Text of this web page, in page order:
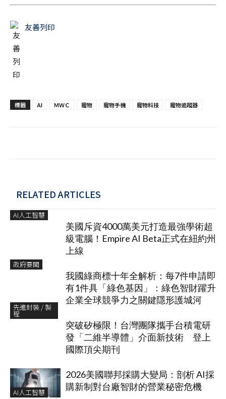
友善列印
標籤 AI ＭＷＣ 寵物 寵物手機 寵物科技 寵物追蹤器
RELATED ARTICLES
AI人工智慧
美國斥資4000萬美元打造最強學術超
級電腦！Empire AI Beta正式在紐約州
上線
政府要聞
我國綠商標十年全解析：每7件申請即
有1件具「綠色基因」：綠色智財躍升
企業全球競爭力之關鍵隱形護城河
先進封裝 / 製
程
突破矽極限！台灣團隊攜手台積電研
發「二維半導體」介面新技術 登上
國際頂尖期刊
AI人工智慧
2026美國聯邦採購大變局：剖析 AI採
購新制對台廠智財的營業秘密危機